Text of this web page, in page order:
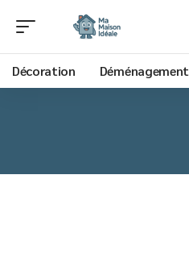
Décoration Déménagement